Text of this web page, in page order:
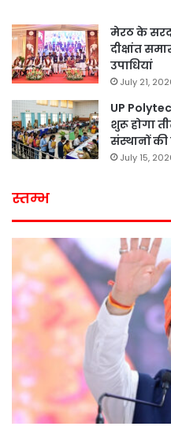
मेरठ के
दीक्षांत
उपाधियां
July 21,
UP
शुरू होगा
संस्थानों
July 15,
स्तम्भ